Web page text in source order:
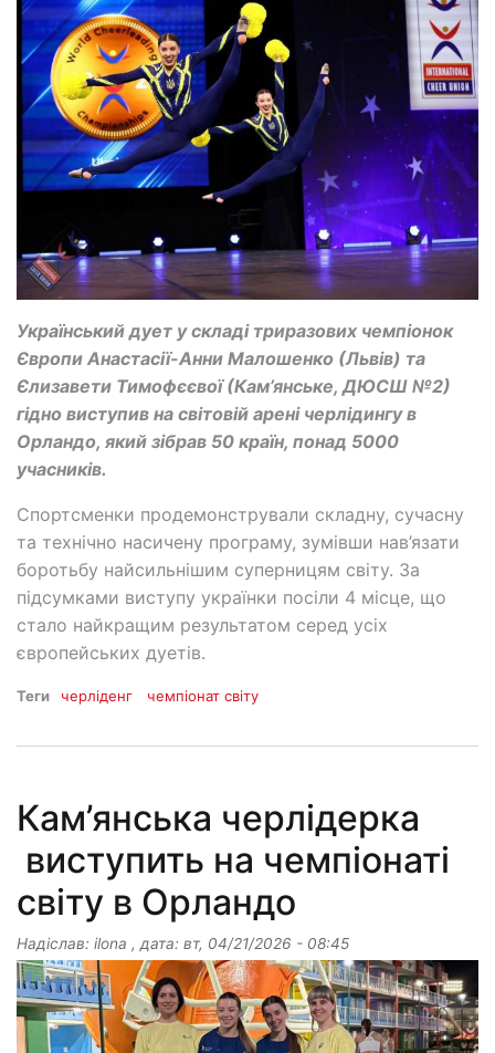
Український дует у складі триразових чемпіонок
Європи Анастасії-Анни Малошенко (Львів) та
Єлизавети Тимофєєвої (Кам’янське, ДЮСШ №2)
гідно виступив на світовій арені черлідингу в
Орландо, який зібрав 50 країн, понад 5000
учасників.
Спортсменки продемонстрували складну, сучасну
та технічно насичену програму, зумівши нав’язати
боротьбу найсильнішим суперницям світу. За
підсумками виступу українки посіли 4 місце, що
стало найкращим результатом серед усіх
європейських дуетів.
Теги черліденг чемпіонат світу
Кам’янська черлідерка
виступить на чемпіонаті
світу в Орландо
Надіслав: ilona , дата: вт, 04/21/2026 - 08:45